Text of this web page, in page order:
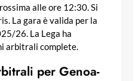
alle ore 12:30. Si
La gara è valida per la
26. La Lega ha
arbitrali complete.
per Genoa-